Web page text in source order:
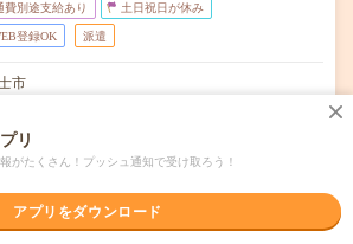
費別途支給あり 土日祝日が休み
登録OK 派遣
市
／竪堀駅から---分／富士川駅から---分
休2日制）
：30（実働8時間）※勤務時間は就業先により異
があります。◎フレックス勤務が可…
リ
がたくさん！プッシュ通知で受け取ろう！
アプリをダウンロード